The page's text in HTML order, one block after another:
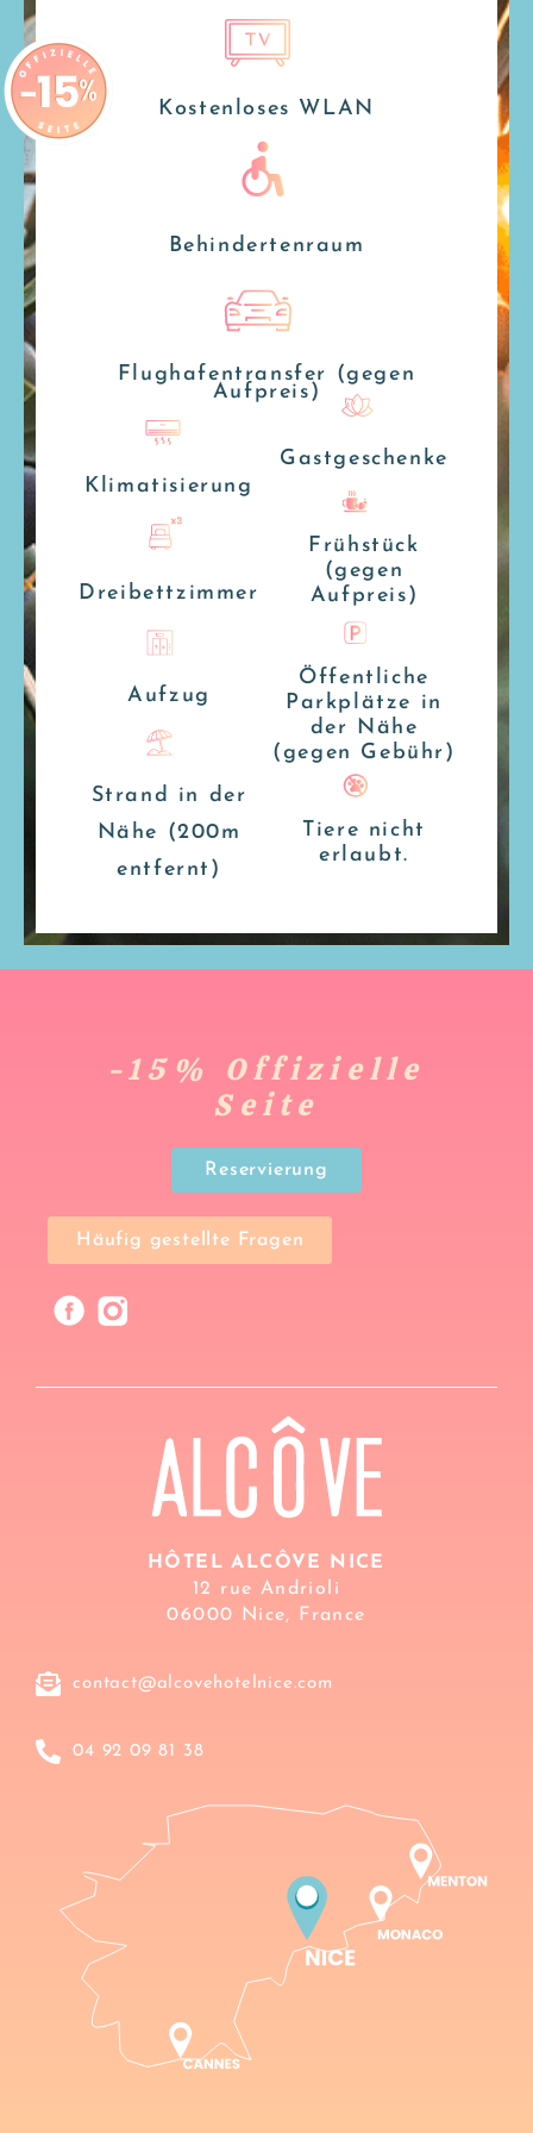
Kostenloses WLAN
Behindertenraum
Flughafentransfer (gegen
Aufpreis)
Klimatisierung
Dreibettzimmer
Aufzug
Strand in der
Nähe (200m
entfernt)
Gastgeschenke
Frühstück
(gegen
Aufpreis)
Öffentliche
Parkplätze in
der Nähe
(gegen Gebühr)
Tiere nicht
erlaubt.
-15% Offizielle
Seite
Reservierung
Häufig gestellte Fragen
HÔTEL ALCÔVE NICE
12 rue Andrioli
06000 Nice, France
contact@alcovehotelnice.com
04 92 09 81 38